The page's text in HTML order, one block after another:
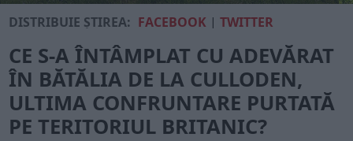
DISTRIBUIE ȘTIREA: FACEBOOK |TWITTER
CE S-A ÎNTÂMPLAT CU ADEVĂRAT
ÎN BĂTĂLIA DE LA CULLODEN,
ULTIMA CONFRUNTARE PURTATĂ
PE TERITORIUL BRITANIC?